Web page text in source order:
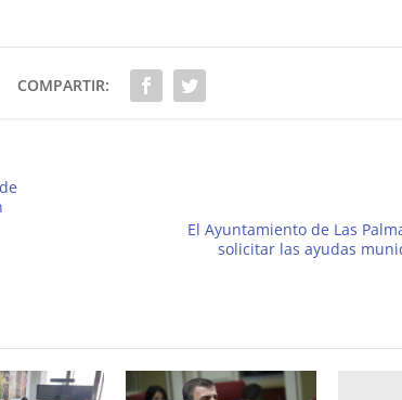
COMPARTIR:
El Ayuntamiento de Las
solicitar las ayudas